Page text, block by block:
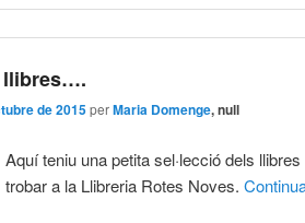
llibres….
de 2015 perMaria Domenge, null
Aquí teniu una petita sel·lecció dels
trobar a la Llibreria Rotes Noves.